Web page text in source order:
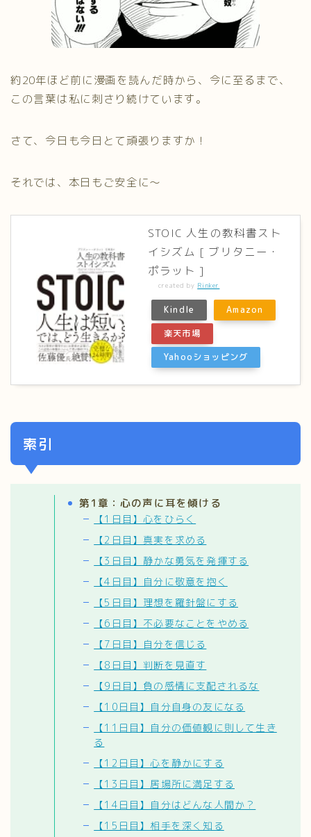
約20年ほど前に漫画を読んだ時から、今に至るまで、
この言葉は私に刺さり続けています。
さて、今日も今日とて頑張りますか！
それでは、本日もご安全に～
STOIC 人生の教科書スト
イシズム [ ブリタニー・
ポラット ]
created by Rinker
Kindle
Amazon
楽天市場
Yahooショッピング
索引
第1章：心の声に耳を傾ける
【1日目】心をひらく
【2日目】真実を求める
【3日目】静かな勇気を発揮する
【4日目】自分に敬意を抱く
【5日目】理想を羅針盤にする
【6日目】不必要なことをやめる
【7日目】自分を信じる
【8日目】判断を見直す
【9日目】負の感情に支配されるな
【10日目】自分自身の友になる
【11日目】自分の価値観に則して生き
る
【12日目】心を静かにする
【13日目】居場所に満足する
【14日目】自分はどんな人間か？
【15日目】相手を深く知る